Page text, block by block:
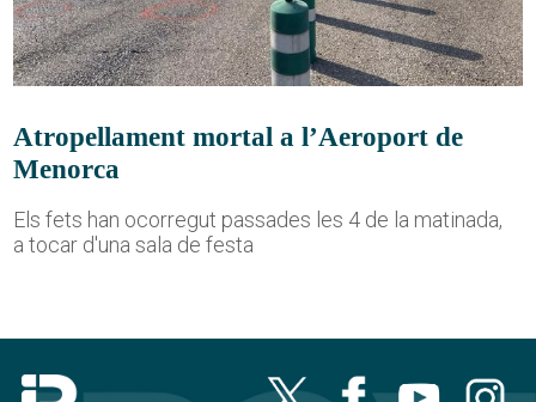
Atropellament mortal a l’Aeroport de
Menorca
Els fets han ocorregut passades les 4 de la matinada,
a tocar d'una sala de festa